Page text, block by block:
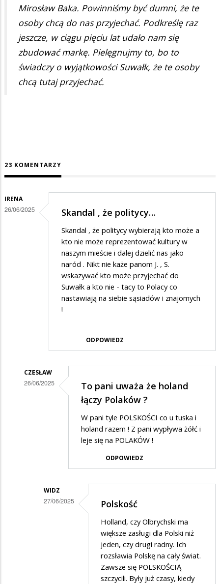
Mirosław Baka. Powinniśmy być dumni, że te
osoby chcą do nas przyjechać. Podkreślę raz
jeszcze, w ciągu pięciu lat udało nam się
zbudować markę. Pielęgnujmy to, bo to
świadczy o wyjątkowości Suwałk, że te osoby
chcą tutaj przyjechać.
23 KOMENTARZY
IRENA
26/06/2025 Skandal , że politycy…
Skandal , że politycy wybierają kto może a
kto nie może reprezentować kultury w
naszym mieście i dalej dzielić nas jako
naród . Nikt nie każe panom J. , S.
wskazywać kto może przyjechać do
Suwałk a kto nie - tacy to Polacy co
nastawiają na siebie sąsiadów i znajomych
!
ODPOWIEDZ
CZESŁAW
26/06/2025
To pani uważa że holand
łączy Polaków ?
W pani tyle POLSKOŚCI co u tuska i
holand razem ! Z pani wypływa żółć i
leje się na POLAKÓW !
ODPOWIEDZ
WIDZ
27/06/2025 Polskość
Holland, czy Olbrychski ma
większe zasługi dla Polski niż
jeden, czy drugi radny. Ich
rozsławia Polskę na cały świat.
Zawsze się POLSKOŚCIĄ
szczycili. Były już czasy, kiedy